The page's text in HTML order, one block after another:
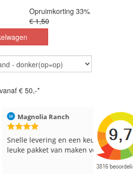
Opruimkorting 33%
€ 1,50
vanaf € 50,-*
23-7-2026
pakket Ga er weer
voor de markt.
Hilde
Reeds